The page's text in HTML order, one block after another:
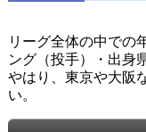
リーグ全体の中での
ング（投手）・出身
やはり、東京や大阪
い。